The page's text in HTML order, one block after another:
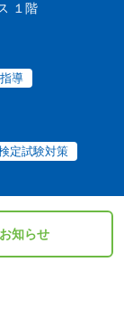
１階
導
定試験対策
知らせ